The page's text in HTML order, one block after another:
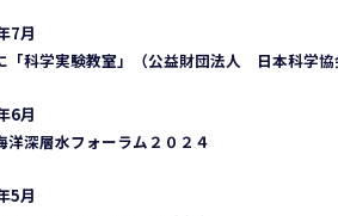
7月
「科学実験教室」（公益財団法人 日本科学
6月
洋深層水フォーラム２０２４
5月